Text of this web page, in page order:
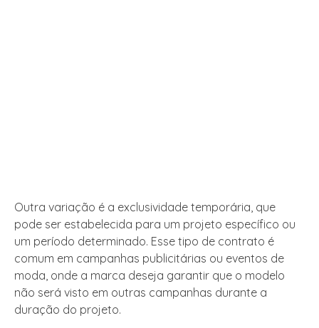
Outra variação é a exclusividade temporária, que
pode ser estabelecida para um projeto específico ou
um período determinado. Esse tipo de contrato é
comum em campanhas publicitárias ou eventos de
moda, onde a marca deseja garantir que o modelo
não será visto em outras campanhas durante a
duração do projeto.